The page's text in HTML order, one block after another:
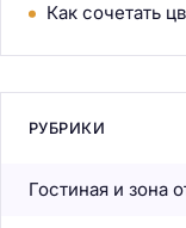
Как сочетать
РУБРИКИ
Гостиная и зона